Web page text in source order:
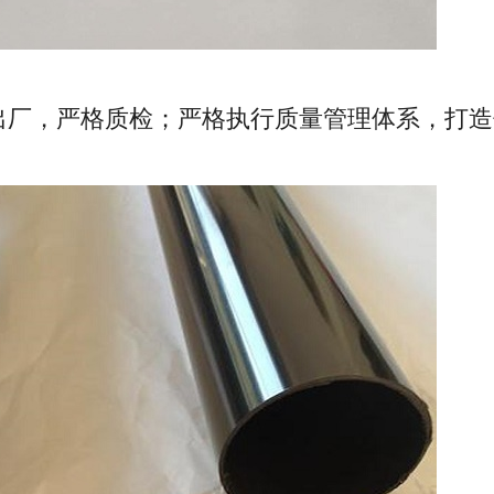
，严格质检；严格执行质量管理体系，打